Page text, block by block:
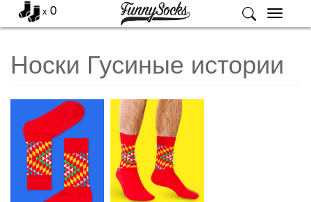
Меню
x 0
Носки Гусиные истории